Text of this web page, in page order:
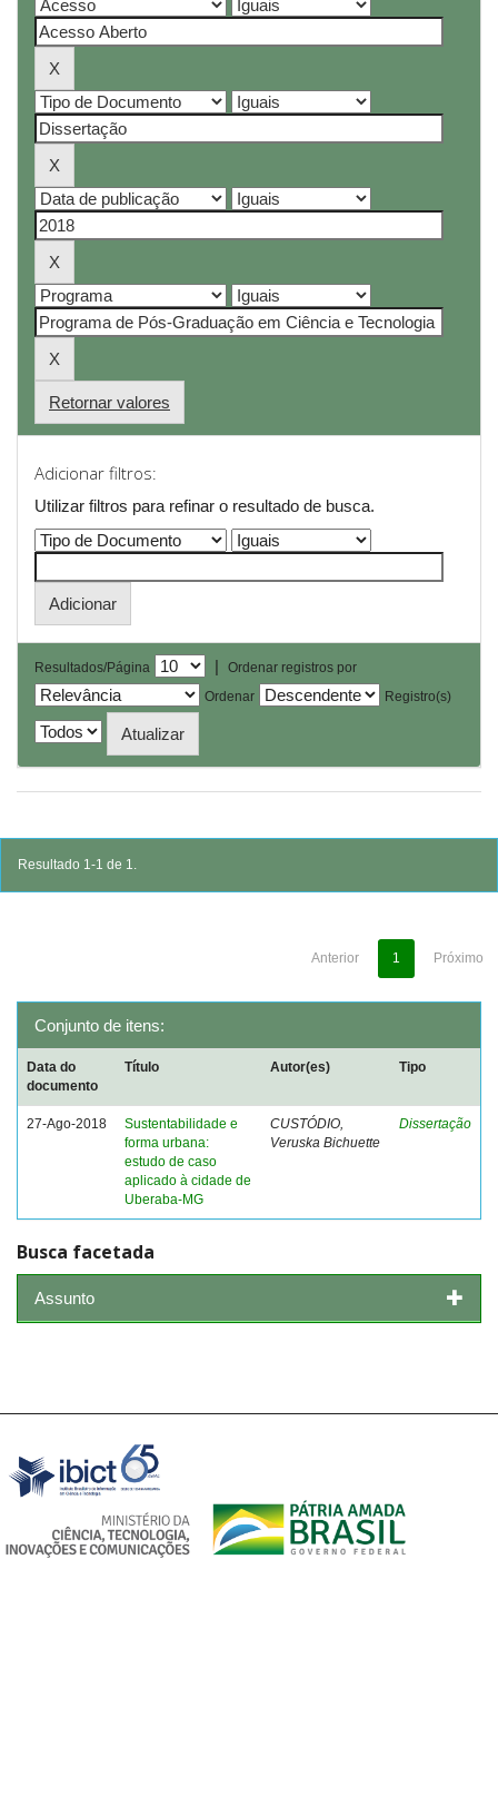
Retornar valores
Adicionar filtros:
Utilizar filtros para refinar o resultado de busca.
Resultados/Página |
Ordenar registros por
Ordenar
Registro(s)
Resultado 1-1 de 1.
Anterior 1 Próximo
Conjunto de itens:
Data do
documento
Título Autor(es) Tipo
27-Ago-2018
Sustentabilidade e
forma urbana:
estudo de caso
aplicado à cidade de
Uberaba-MG
CUSTÓDIO,
Veruska Bichuette
Dissertação
Busca facetada
Assunto